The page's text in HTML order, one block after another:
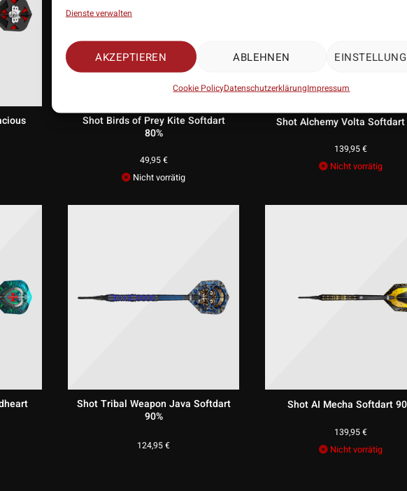
Dienste verwalten
AKZEPTIEREN ABLEHNEN
Cookie PolicyDatenschutzerklärungImpressum
Shot Birds of Prey Kite Softdart
80%
49,95€
Nicht vorrätig
Shot Alchemy Volta Softdart
139,95€
Nicht vorrätig
Shot Tribal Weapon Java Softdart
90%
124,95€
Shot AI Mecha Softdart
139,95€
Nicht vorrätig